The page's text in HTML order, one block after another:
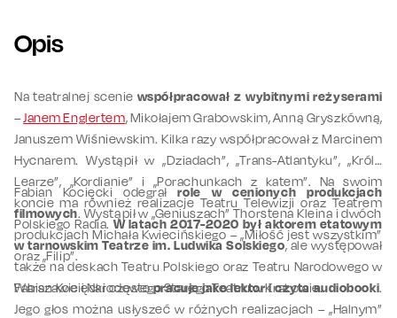
Opis
Na teatralnej sceniewspółpracował z wybitnymi reżyserami
–Janem Englertem, Mikołajem Grabowskim, Anną Gryszkówną,
Januszem Wiśniewskim. Kilka razy współpracował z Marcinem
Hycnarem. Wystąpił w „Dziadach”, „Trans-Atlantyku”, „Królu
Learze”, „Kordianie” i „Porachunkach z katem”. Na swoim
koncie ma również realizacje Teatru Telewizji oraz Teatrem
Polskiego Radia.W latach 2017-2020 był aktorem etatowym
w tarnowskim Teatrze im. Ludwika Solskiego, ale występował
także na deskach Teatru Polskiego oraz Teatru Narodowego w
Warszawie i Narodowego Starego Teatru w Krakowie.
Fabian Kocięcki odegrałrole w cenionych produkcjach
filmowych. Wystąpił w „Geniuszach” Thorstena Kleina i dwóch
produkcjach Michała Kwiecińskiego – „Miłość jest wszystkim”
oraz „Filip”.
Fabian Kocięcki częstopracuje jako lektor i czyta audiobooki.
Jego głos można usłyszeć w różnych realizacjach – „Halnym”